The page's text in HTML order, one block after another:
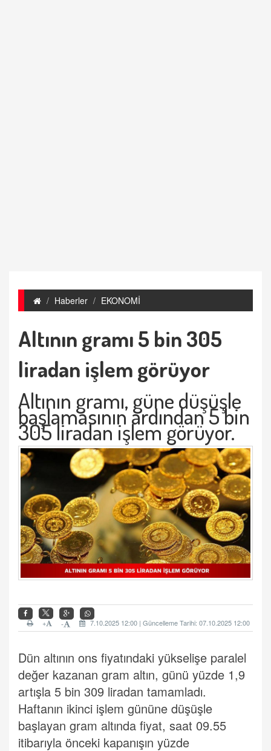
Haberler EKONOMİ
Altının gramı 5 bin 305
liradan işlem görüyor
Altının gramı, güne düşüşle
başlamasının ardından 5 bin
305 liradan işlem görüyor.
7.10.2025 12:00 | Güncelleme Tarihi: 07.10.2025 12:00
-
+
Dün altının ons fiyatındaki yükselişe paralel
değer kazanan gram altın, günü yüzde 1,9
artışla 5 bin 309 liradan tamamladı.
Haftanın ikinci işlem gününe düşüşle
başlayan gram altında fiyat, saat 09.55
itibarıyla önceki kapanışın yüzde